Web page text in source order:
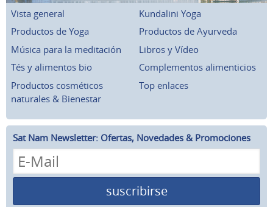
Vista general
Kundalini Yoga
Productos de Yoga
Productos de Ayurveda
Música para la meditación
Libros y Vídeo
Tés y alimentos bio
Complementos alimenticios
Productos cosméticos
naturales & Bienestar
Top enlaces
Sat Nam Newsletter: Ofertas, Novedades & Promociones
suscribirse